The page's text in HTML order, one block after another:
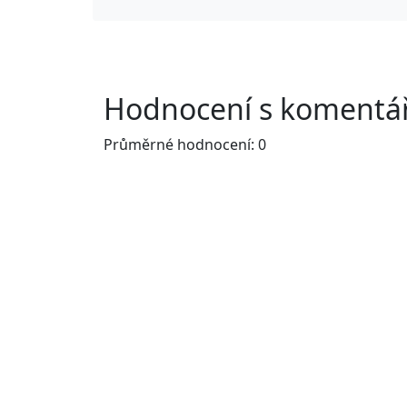
Hodnocení s
Průměrné hodnocení: 0